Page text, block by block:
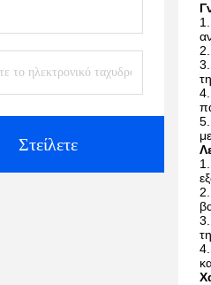
Στείλετε